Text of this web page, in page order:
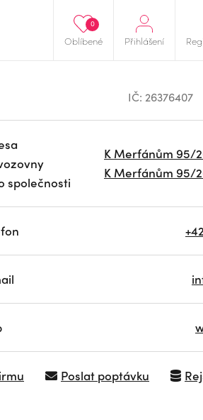
Oblíbené
0
Přihlášení
IČ: 26376407
společnosti
K Merfánům 95/
K Merfánům 95/
Poslat poptávku